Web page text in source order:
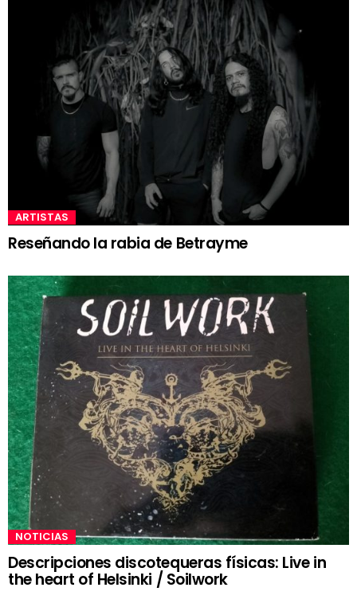
ARTISTAS
Reseñando la rabia de Betrayme
NOTICIAS
Descripciones discotequeras físicas: Live in
the heart of Helsinki / Soilwork